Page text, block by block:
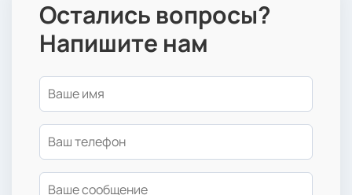
Остались вопросы?
Напишите нам